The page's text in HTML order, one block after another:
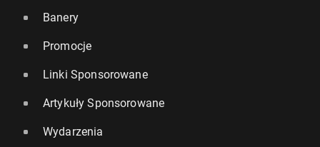
Banery
Promocje
Linki Sponsorowane
Artykuły Sponsorowane
Wydarzenia